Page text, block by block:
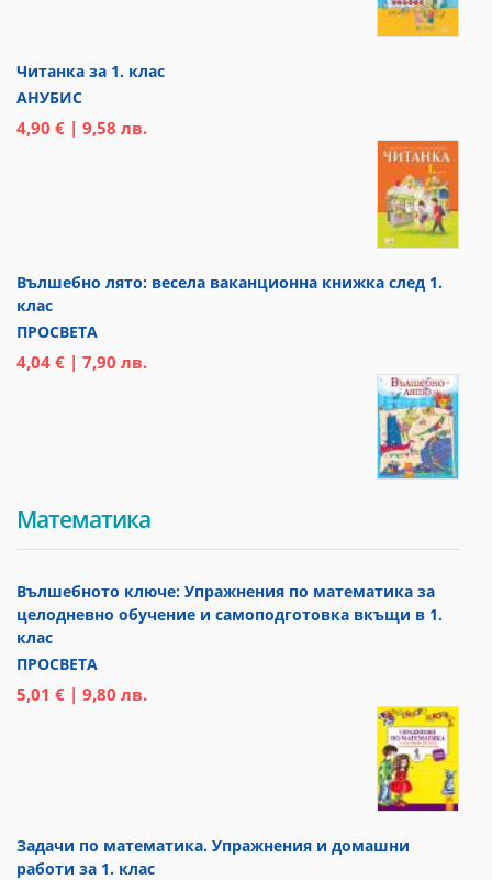
Читанка за 1. клас
АНУБИС
4,90 € | 9,58 лв.
Вълшебно лято: весела ваканционна книжка след 1.
клас
ПРОСВЕТА
4,04 € | 7,90 лв.
Математика
Вълшебното ключе: Упражнения по математика за
целодневно обучение и самоподготовка вкъщи в 1.
клас
ПРОСВЕТА
5,01 € | 9,80 лв.
Задачи по математика. Упражнения и домашни
работи за 1. клас